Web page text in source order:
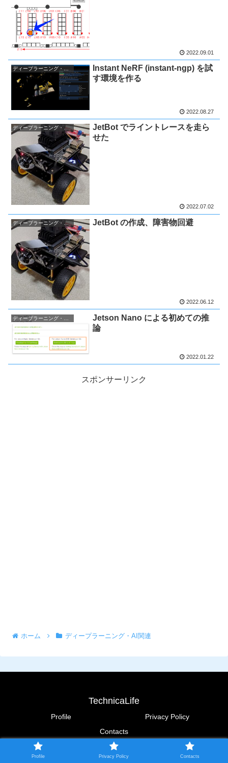
2022.09.01
ディープラーニング・AI関連
Instant NeRF (instant-ngp) を試
す環境を作る
2022.08.27
ディープラーニング・AI関連
JetBot でライントレースを走ら
せた
2022.07.02
ディープラーニング・AI関連 JetBot の作成、障害物回避
2022.06.12
Jetson Nano による初めての推
論
2022.01.22
スポンサーリンク
ホーム ディープラーニング・AI関連
TechnicaLife
Profile
Privacy Policy
Contacts
© 2018 TechnicaLife.
Profile Privacy Policy Contacts